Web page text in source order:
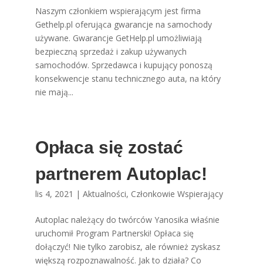
Naszym członkiem wspierającym jest firma
Gethelp.pl oferująca gwarancje na samochody
używane. Gwarancje GetHelp.pl umożliwiają
bezpieczną sprzedaż i zakup używanych
samochodów. Sprzedawca i kupujący ponoszą
konsekwencje stanu technicznego auta, na który
nie mają...
Opłaca się zostać
partnerem Autoplac!
lis 4, 2021 | Aktualności, Członkowie Wspierający
Autoplac należący do twórców Yanosika właśnie
uruchomił Program Partnerski! Opłaca się
dołączyć! Nie tylko zarobisz, ale również zyskasz
większą rozpoznawalność. Jak to działa? Co